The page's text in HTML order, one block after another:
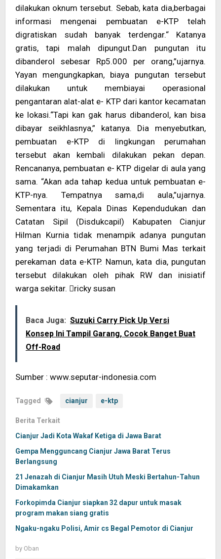
dilakukan oknum tersebut. Sebab, kata dia,berbagai
informasi mengenai pembuatan e-KTP telah
digratiskan sudah banyak terdengar.“ Katanya
gratis, tapi malah dipungut.Dan pungutan itu
dibanderol sebesar Rp5.000 per orang,”ujarnya.
Yayan mengungkapkan, biaya pungutan tersebut
dilakukan untuk membiayai operasional
pengantaran alat-alat e- KTP dari kantor kecamatan
ke lokasi.“Tapi kan gak harus dibanderol, kan bisa
dibayar seikhlasnya,” katanya. Dia menyebutkan,
pembuatan e-KTP di lingkungan perumahan
tersebut akan kembali dilakukan pekan depan.
Rencananya, pembuatan e- KTP digelar di aula yang
sama. “Akan ada tahap kedua untuk pembuatan e-
KTP-nya. Tempatnya sama,di aula,”ujarnya.
Sementara itu, Kepala Dinas Kependudukan dan
Catatan Sipil (Disdukcapil) Kabupaten Cianjur
Hilman Kurnia tidak menampik adanya pungutan
yang terjadi di Perumahan BTN Bumi Mas terkait
perekaman data e-KTP. Namun, kata dia, pungutan
tersebut dilakukan oleh pihak RW dan inisiatif
warga sekitar. ricky susan
Baca Juga: Suzuki Carry Pick Up Versi
Konsep Ini Tampil Garang, Cocok Banget Buat
Off-Road
Sumber : www.seputar-indonesia.com
Tagged cianjur e-ktp
Berita Terkait
Cianjur Jadi Kota Wakaf Ketiga di Jawa Barat
Gempa Mengguncang Cianjur Jawa Barat Terus
Berlangsung
21 Jenazah di Cianjur Masih Utuh Meski Bertahun-Tahun
Dimakamkan
Forkopimda Cianjur siapkan 32 dapur untuk masak
program makan siang gratis
Ngaku-ngaku Polisi, Amir cs Begal Pemotor di Cianjur
by Oban